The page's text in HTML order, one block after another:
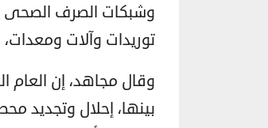
وشبكات الصرف الصحى
توريدات وآلات ومعدات، بتكلفة 386
وقال مجاهد، إن العام
بينها، إحلال وتجديد